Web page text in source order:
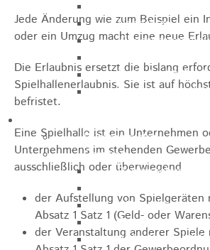
Hebesätze
Hallenbad &
Bürgermeister
Gremien
Bauausschuss
GEO - Vertreter
Ortschaftsrat
Aufsichtsrat
Jede Änderung wie zum Beispiel ein
oder ein Umzug macht eine neue
Die Erlaubnis ersetzt die bislang
Spielhallenerlaubnis. Sie ist auf
befristet.
Eine Spielhalle ist ein Unternehmen
Unternehmens im stehenden
ausschließlich oder überwiegend
der Aufstellung von Spielgeräten
Absatz 1 Satz 1 (Geld- oder
der Veranstaltung anderer Spiele